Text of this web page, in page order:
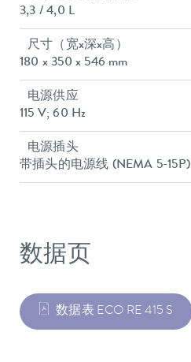
3,3 / 4,0 L
尺寸（宽x深x高）
180 x 350 x 546 mm
电源供应
115 V; 60 Hz
电源插头
带插头的电源线 (NEMA 5-15P)
数据页
数据表 ECO RE 415 S